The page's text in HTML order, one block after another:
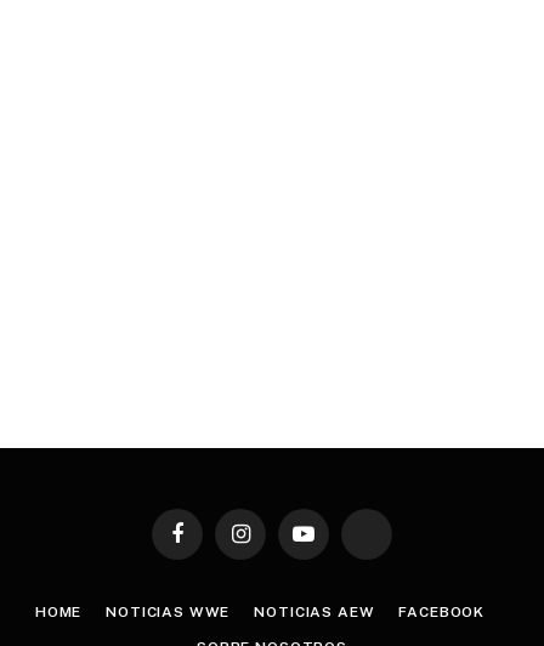
FacebookInstagramYouTube TikTok
HOME NOTICIAS WWE NOTICIAS AEW FACEBOOK